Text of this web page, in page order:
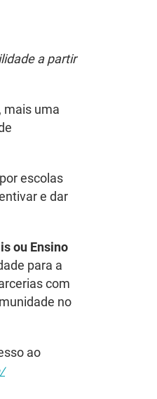
a partir
mais uma
escolas
e dar
ou Ensino
para a
com
no
ao